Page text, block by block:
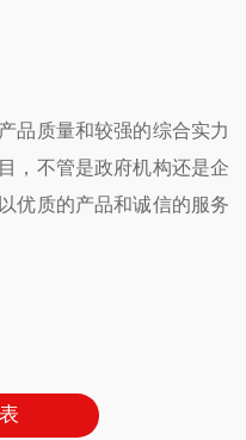
品质量和较强的综合实力
，不管是政府机构还是企
优质的产品和诚信的服务